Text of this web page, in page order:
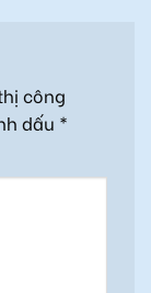
công
dấu *